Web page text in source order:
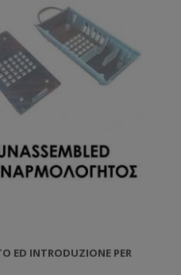
ED INTRODUZIONE PER